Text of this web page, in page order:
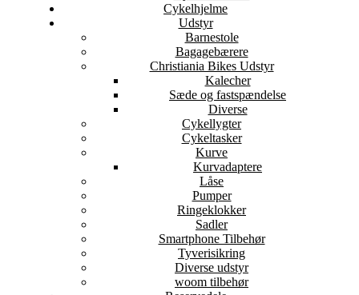
Cykelhjelme
Udstyr
Barnestole
Bagagebærere
Christiania Bikes Udstyr
Kalecher
Sæde og fastspændelse
Diverse
Cykellygter
Cykeltasker
Kurve
Kurvadaptere
Låse
Pumper
Ringeklokker
Sadler
Smartphone Tilbehør
Tyverisikring
Diverse udstyr
woom tilbehør